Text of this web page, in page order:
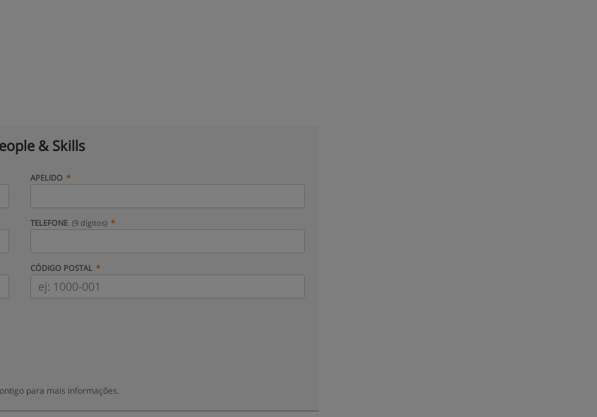
& Skills
APELIDO
TELEFONE (9 dígitos)
CÓDIGO POSTAL
para mais informações.